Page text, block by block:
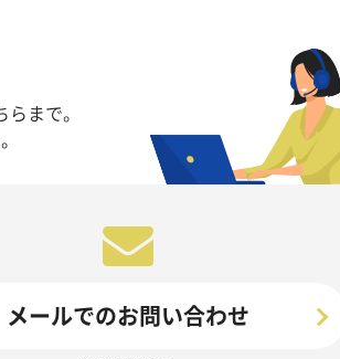
まで。
メールでのお問い合わせ